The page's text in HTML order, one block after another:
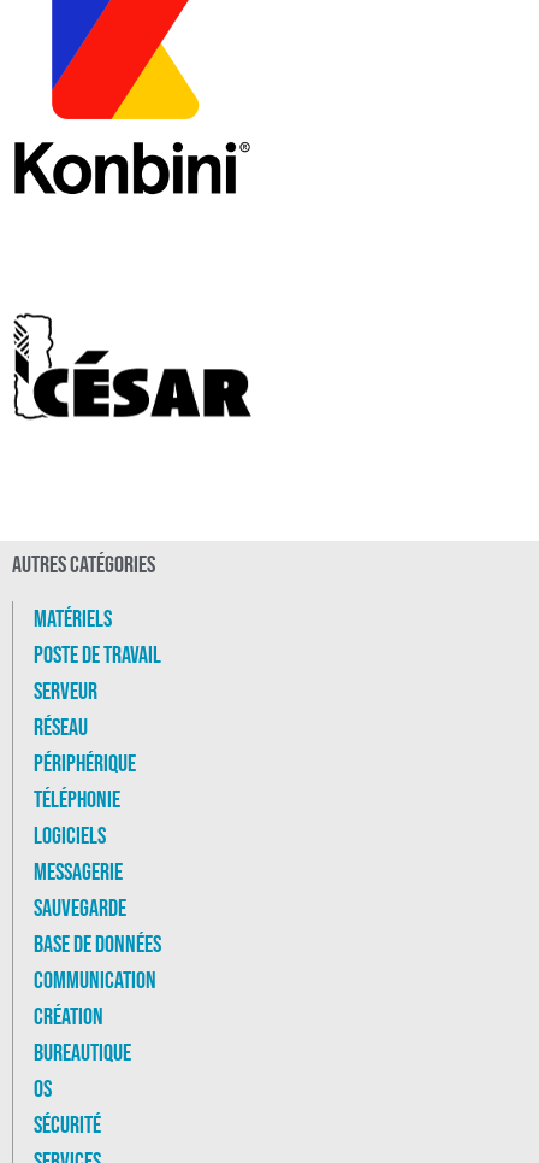
Autres catégories
Matériels
Poste de travail
Serveur
Réseau
Périphérique
Téléphonie
Logiciels
Messagerie
Sauvegarde
Base de données
Communication
Création
Bureautique
OS
Sécurité